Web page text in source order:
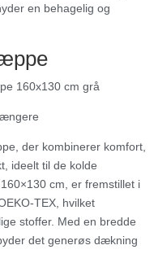
en behagelig og
der kombinerer komfort,
ideelt til de kolde
cm, er fremstillet i
TEX, hvilket
stoffer. Med en bredde
det generøs dækning